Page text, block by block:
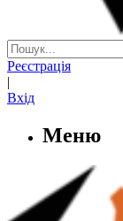
Реєстрація
|
Вхід
Меню